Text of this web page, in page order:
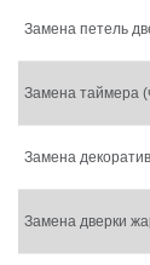
Замена петель
Замена таймера
Замена
Замена дверки